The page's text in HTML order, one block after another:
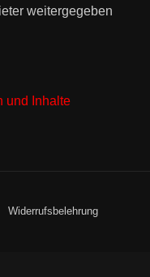
weitergegeben
und Inhalte
Widerrufsbelehrung